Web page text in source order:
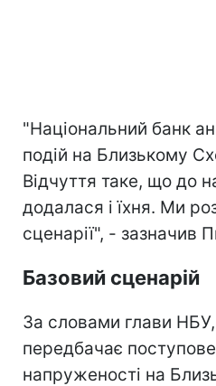
"Національний банк
подій на Близькому
Відчуття таке, що до
додалася і їхня. Ми
сценарії", - зазначив
Базовий сценарій
За словами глави
передбачає
напруженості на